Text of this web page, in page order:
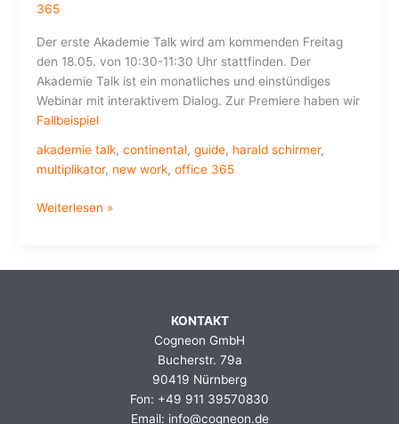
365
Der erste Akademie Talk wird am kommenden Freitag
den 18.05. von 10:30-11:30 Uhr stattfinden. Der
Akademie Talk ist ein monatliches und einstündiges
Webinar mit interaktivem Dialog. Zur Premiere haben wir
Fallbeispiel
akademie talk, continental, guide, harald schirmer,
multiplikator, new work, office 365
Akademie
Weiterlesen »
KONTAKT
Cogneon GmbH
Bucherstr. 79a
90419 Nürnberg
Fon: +49 911 39570830
Email: info@cogneon.de